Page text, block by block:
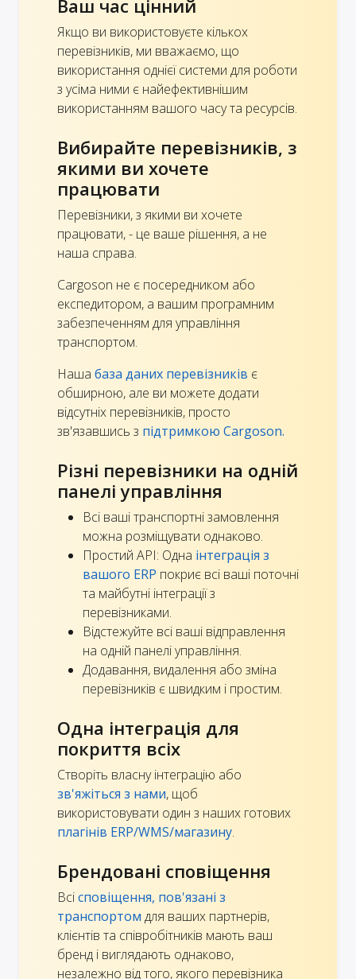
Ваш час цінний
Якщо ви використовуєте кількох
перевізників, ми вважаємо, що
використання однієї системи для роботи
з усіма ними є найефективнішим
використанням вашого часу та ресурсів.
Вибирайте перевізників, з
якими ви хочете
працювати
Перевізники, з якими ви хочете
працювати, - це ваше рішення, а не
наша справа.
Cargoson не є посередником або
експедитором, а вашим програмним
забезпеченням для управління
транспортом.
Наша база даних перевізників є
обширною, але ви можете додати
відсутніх перевізників, просто
зв'язавшись з підтримкою Cargoson.
Різні перевізники на одній
панелі управління
Всі ваші транспортні замовлення
можна розміщувати однаково.
Простий API: Одна інтеграція з
вашого ERP покриє всі ваші поточні
та майбутні інтеграції з
перевізниками.
Відстежуйте всі ваші відправлення
на одній панелі управління.
Додавання, видалення або зміна
перевізників є швидким і простим.
Одна інтеграція для
покриття всіх
Створіть власну інтеграцію або
зв'яжіться з нами, щоб
використовувати один з наших готових
плагінів ERP/WMS/магазину.
Брендовані сповіщення
Всісповіщення, пов'язані з
транспортом для ваших партнерів,
клієнтів та співробітників мають ваш
бренд і виглядають однаково,
незалежно від того, якого перевізника